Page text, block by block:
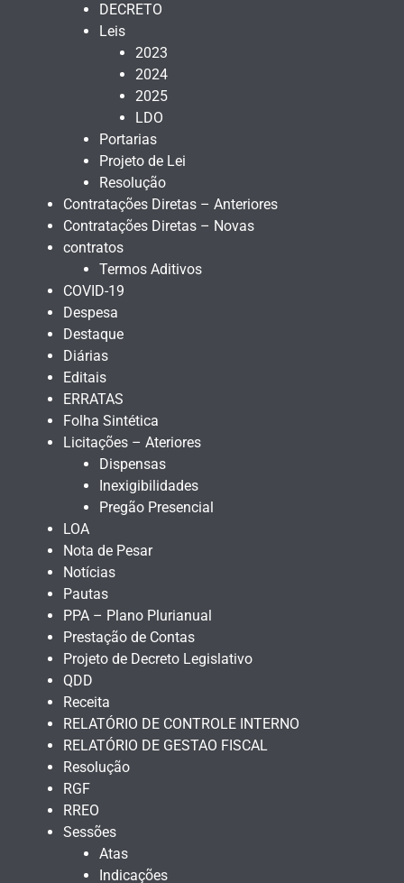
DECRETO
Leis
2023
2024
2025
LDO
Portarias
Projeto de Lei
Resolução
Contratações Diretas – Anteriores
Contratações Diretas – Novas
contratos
Termos Aditivos
COVID-19
Despesa
Destaque
Diárias
Editais
ERRATAS
Folha Sintética
Licitações – Ateriores
Dispensas
Inexigibilidades
Pregão Presencial
LOA
Nota de Pesar
Notícias
Pautas
PPA – Plano Plurianual
Prestação de Contas
Projeto de Decreto Legislativo
QDD
Receita
RELATÓRIO DE CONTROLE INTERNO
RELATÓRIO DE GESTAO FISCAL
Resolução
RGF
RREO
Sessões
Atas
Indicações